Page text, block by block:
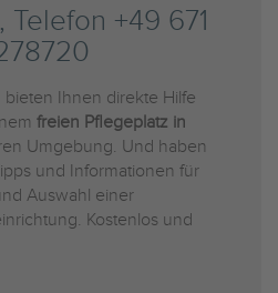
Telefon +49 671
bieten Ihnen direkte Hilfe
freien Pflegeplatz in
Umgebung. Und haben
und Informationen für
Auswahl einer
Kostenlos und